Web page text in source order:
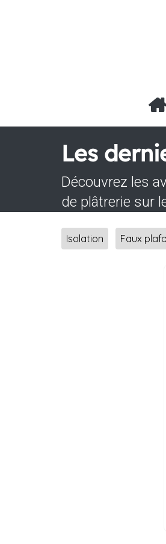
Les
Découvrez les
de plâtrerie sur
Isolation Faux